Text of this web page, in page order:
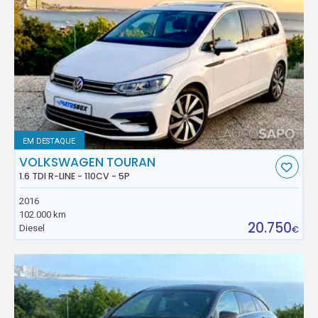
EM DESTAQUE
VOLKSWAGEN TOURAN
1.6 TDI R-LINE - 110CV - 5P
2016
102.000 km
Diesel
20.750€